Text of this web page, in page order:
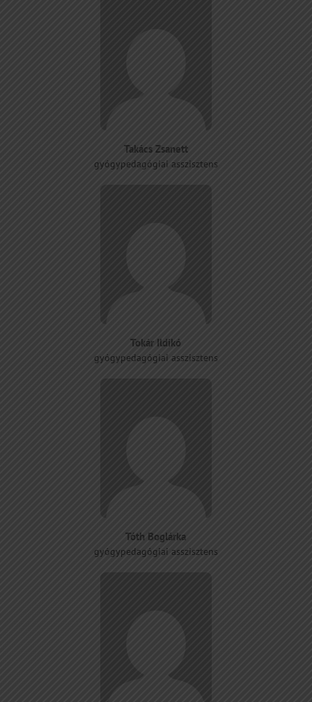
Takács Zsanett
gyógypedagógiai asszisztens
Tokár Ildikó
gyógypedagógiai asszisztens
Tóth Boglárka
gyógypedagógiai asszisztens